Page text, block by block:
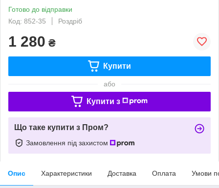
Готово до відправки
Код: 852-35
Роздріб
1 280 ₴
Купити
або
Купити з
Що таке купити з Пром?
Замовлення під захистом
Опис Характеристики Доставка Оплата Умови